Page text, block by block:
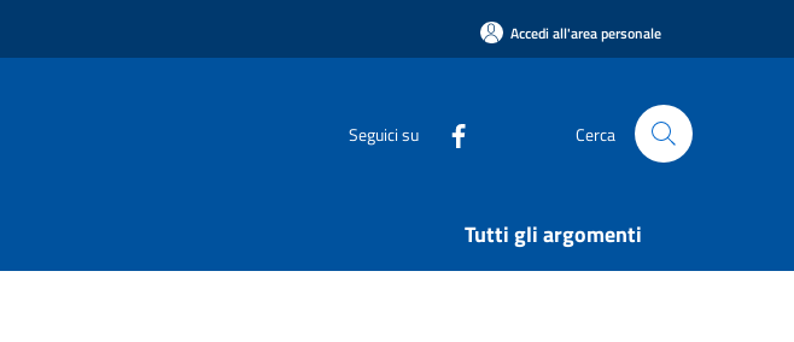
Accedi all'area personale
Seguici su Cerca
Tutti gli argomenti